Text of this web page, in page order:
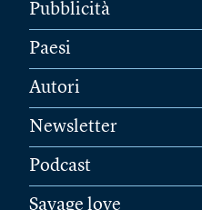
Pubblicità
Paesi
Autori
Newsletter
Podcast
Savage love